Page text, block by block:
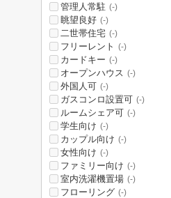
管理人常駐 (-)
眺望良好 (-)
二世帯住宅 (-)
フリーレント (-)
カードキー (-)
オープンハウス (-)
外国人可 (-)
ガスコンロ設置可 (-)
ルームシェア可 (-)
学生向け (-)
カップル向け (-)
女性向け (-)
ファミリー向け (-)
室内洗濯機置場 (-)
フローリング (-)